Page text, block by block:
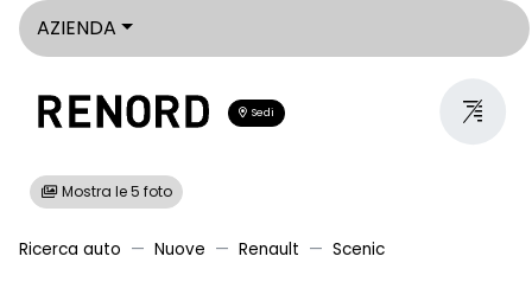
AZIENDA
Sedi
Mostra le 5 foto
Ricerca auto Nuove Renault Scenic